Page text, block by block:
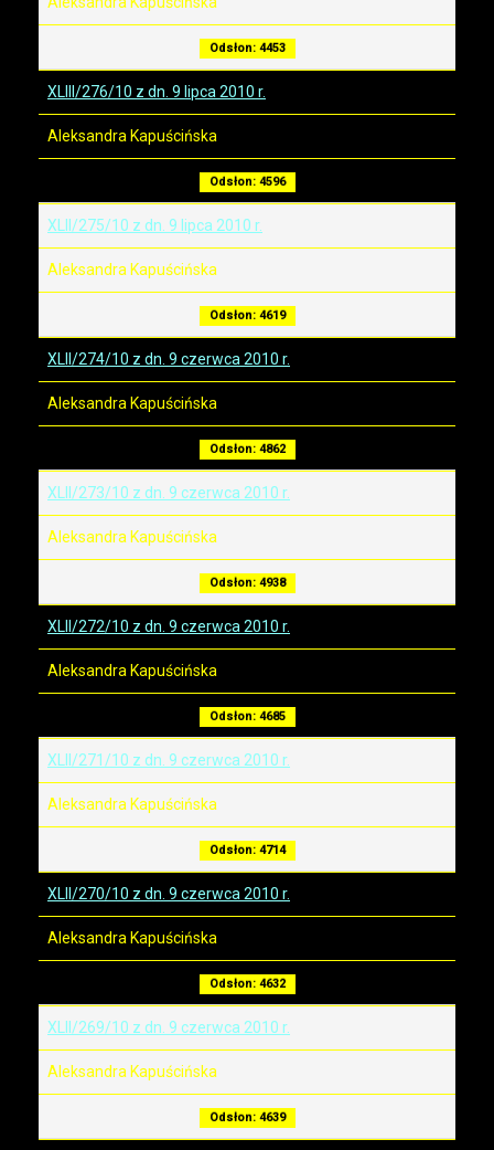
Odsłon: 4453
XLIII/276/10 z dn. 9 lipca 2010 r.
Aleksandra Kapuścińska
Odsłon: 4596
XLII/275/10 z dn. 9 lipca 2010 r.
Aleksandra Kapuścińska
Odsłon: 4619
XLII/274/10 z dn. 9 czerwca 2010 r.
Aleksandra Kapuścińska
Odsłon: 4862
XLII/273/10 z dn. 9 czerwca 2010 r.
Aleksandra Kapuścińska
Odsłon: 4938
XLII/272/10 z dn. 9 czerwca 2010 r.
Aleksandra Kapuścińska
Odsłon: 4685
XLII/271/10 z dn. 9 czerwca 2010 r.
Aleksandra Kapuścińska
Odsłon: 4714
XLII/270/10 z dn. 9 czerwca 2010 r.
Aleksandra Kapuścińska
Odsłon: 4632
XLII/269/10 z dn. 9 czerwca 2010 r.
Aleksandra Kapuścińska
Odsłon: 4639